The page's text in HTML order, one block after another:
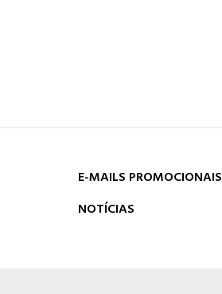
E-MAILS PROMOCIONAIS
NOTÍCIAS